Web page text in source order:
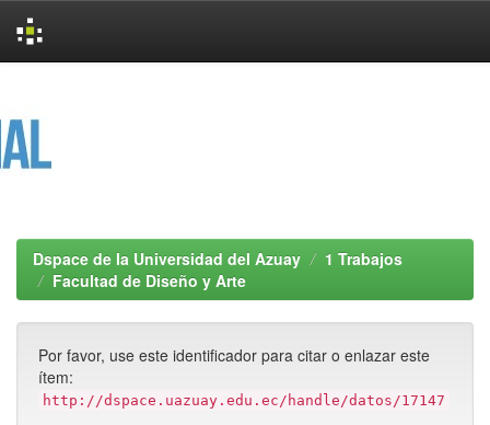
Dspace de la Universidad del Azuay
1 Trabajos
Facultad de Diseño y Arte
Por favor, use este identificador para citar o enlazar este
ítem:
http://dspace.uazuay.edu.ec/handle/datos/17147